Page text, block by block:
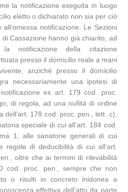
la notificazione eseguita in luogo
eletto o dichiarato non sia per ciò
all’omessa notificazione. Le Sezioni
Cassazione hanno già chiarito, ad
notificazione della citazione
presso il domicilio reale a mani
anziché presso il domicilio
necessariamente una ipotesi di
ex art. 179 cod. proc.
di regola, ad una nullità di ordine
dell’art. 178 cod. proc. pen., lett. c),
speciale di cui all’art. 184 cod.
1, alle sanatorie generali di cui
regole di deducibilità di cui all’art.
oltre che ai termini di rilevabilità
cod. proc. pen., sempre che non
o risulti in concreto inidonea a
effettiva dell’atto da parte